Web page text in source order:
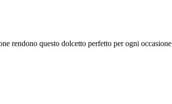
rendono questo dolcetto perfetto per ogni occasione